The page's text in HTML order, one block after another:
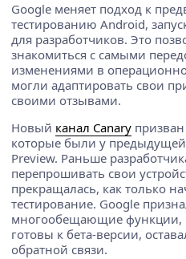
Google меняет подход к
тестированию Android,
для разработчиков. Это
знакомиться с самыми
изменениями в
могли адаптировать свои
своими отзывами.
Новый канал Canary
которые были у
Preview. Раньше
перепрошивать свои
прекращалась, как только
тестирование. Google
многообещающие функции,
готовы к бета-версии,
обратной связи.